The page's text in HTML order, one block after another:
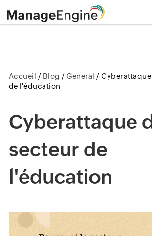
Accueil / Blog /General /
de l'éducation
Cyberattaque
secteur de
l'éducation